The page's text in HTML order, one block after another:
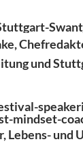
und
Lebens- und